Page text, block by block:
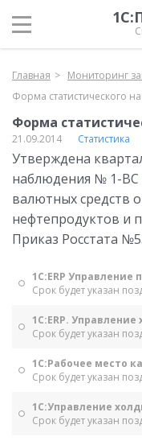
Главная Мониторинг
Форма статистического
Форма
21.09.2014 Статистика
Утверждена
наблюдения № 1-ВС
валютных средств
нефтепродуктов и
Приказ Росстата
1С:ERP Управление
Срок будет указан
1С:ERP. Управление
Срок будет указан
1С:Рабочее место
Срок будет указан
1С:Управление
Срок будет указан